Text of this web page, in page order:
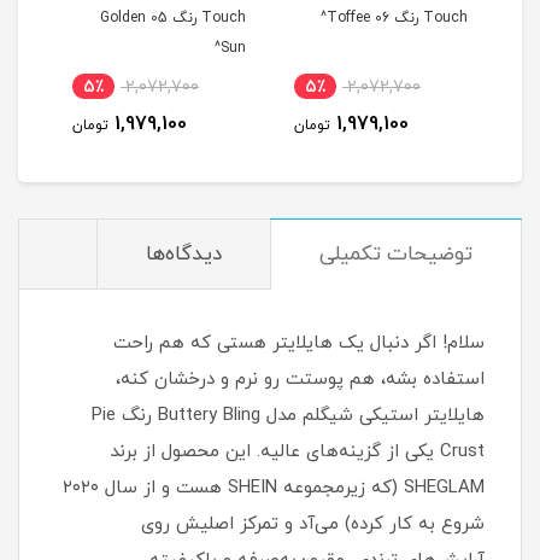
Touch رنگ 06 Toffee^
2,072,700 5٪
1,979,100 تومان
Touch رنگ 05 Golden
Sun^
2,072,700 5٪
1,979,100 تومان
توضیحات تکمیلی دیدگاه‌ها
سلام! اگر دنبال یک هایلایتر هستی که هم راحت
استفاده بشه، هم پوستت رو نرم و درخشان کنه،
هایلایتر استیکی شیگلم مدل Buttery Bling رنگ Pie
Crust یکی از گزینه‌های عالیه. این محصول از برند
SHEGLAM (که زیرمجموعه SHEIN هست و از سال ۲۰۲۰
شروع به کار کرده) می‌آد و تمرکز اصلیش روی